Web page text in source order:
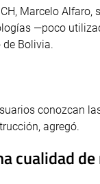
Marcelo
—poco
Bolivia.
conozcan
agregó.
cualidad